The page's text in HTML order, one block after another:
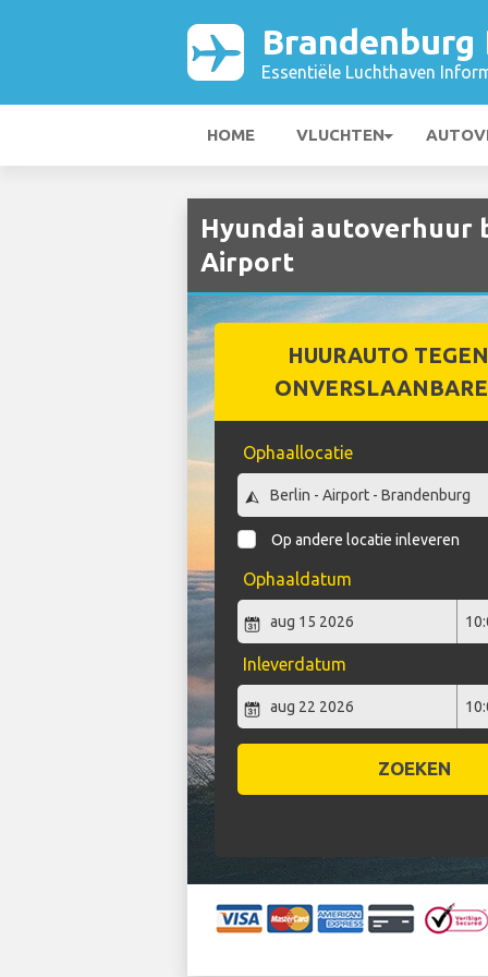
Essentiële Luchthaven
HOME VLUCHTEN
Hyundai autoverhuur
Airport
HUURAUTO
Ophaallocatie
Op andere locatie inleveren
Ophaaldatum
Inleverdatum
ZOEKEN